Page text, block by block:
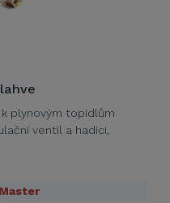
k plynovým topidlům
ventil a hadici,
Master